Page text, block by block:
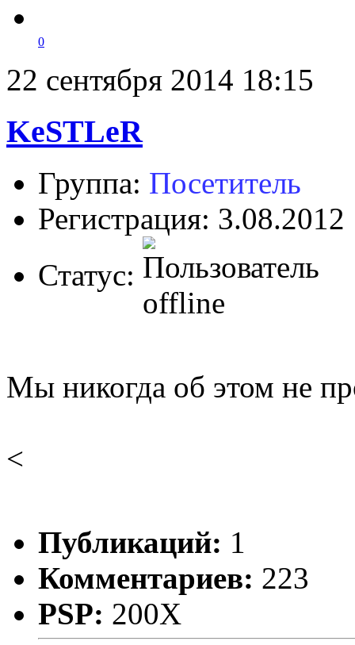
0
22 сентября 2014 18:15
KeSTLeR
Группа: Посетитель
Регистрация: 3.08.2012
Статус:
Мы никогда об этом не
<
Публикаций: 1
Комментариев: 223
PSP: 200X